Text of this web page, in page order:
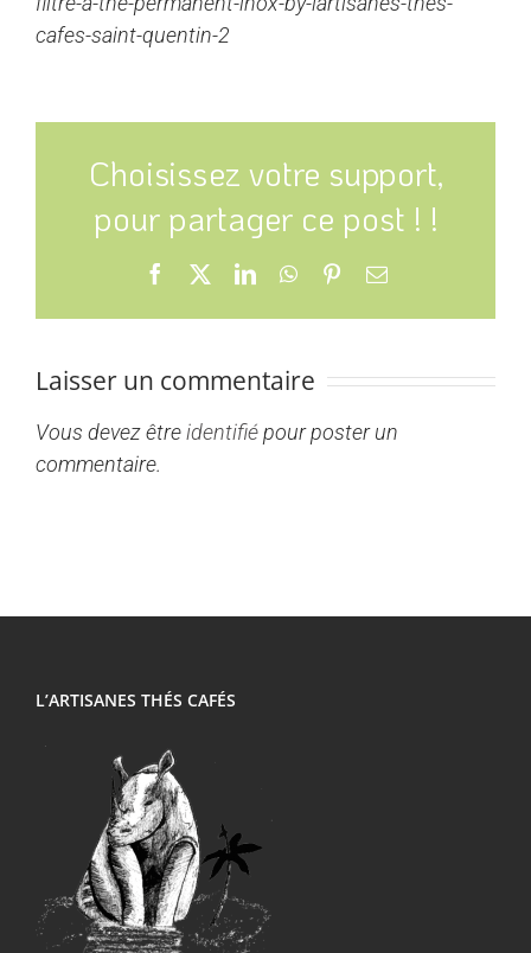
cafes-saint-quentin-2
Choisissez votre support,
pour partager ce post ! !
Facebook
X LinkedInWhatsApp
PinterestEmail
Laisser un commentaire
Vous devez êtreidentifiépour poster un
commentaire.
L’ARTISANES THÉS CAFÉS